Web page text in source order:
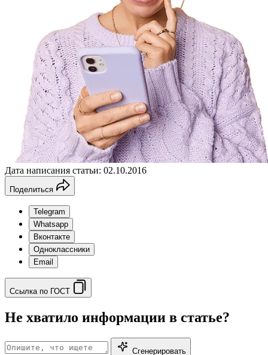
Дата написания статьи: 02.10.2016
Поделиться
Telegram
Whatsapp
Вконтакте
Одноклассники
Email
Ссылка по ГОСТ
Не хватило информации в статье?
Сгенерировать